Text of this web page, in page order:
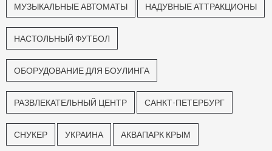
МУЗЫКАЛЬНЫЕ АВТОМАТЫ НАДУВНЫЕ АТТРАКЦИОНЫ
НАСТОЛЬНЫЙ ФУТБОЛ
ОБОРУДОВАНИЕ ДЛЯ БОУЛИНГА
РАЗВЛЕКАТЕЛЬНЫЙ ЦЕНТР САНКТ-ПЕТЕРБУРГ
СНУКЕР УКРАИНА АКВАПАРК КРЫМ